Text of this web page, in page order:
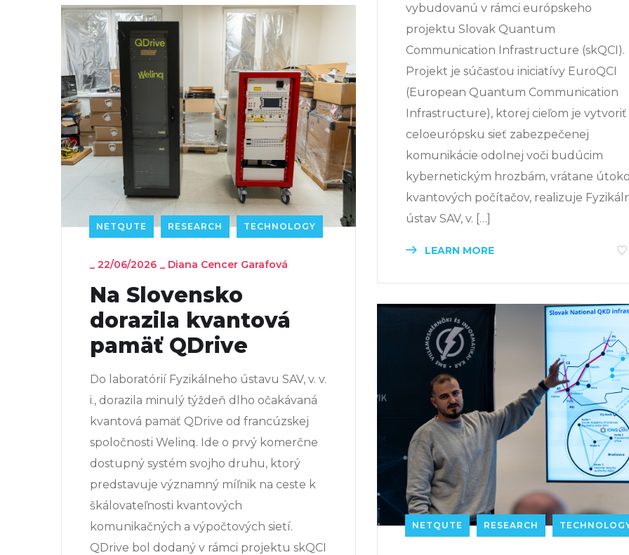
vybudovanú v rámci európskeho
projektu Slovak Quantum
Communication Infrastructure (skQCI).
Projekt je súčasťou iniciatívy EuroQCI
(European Quantum Communication
Infrastructure), ktorej cieľom je vytvoriť
celoeurópsku sieť zabezpečenej
komunikácie odolnej voči budúcim
kybernetickým hrozbám, vrátane
kvantových počítačov, realizuje
ústav SAV, v. […]
LEARN MORE
NETQUTE RESEARCH TECHNOLOGY
_ 22/06/2026 _ Diana Cencer Garafová
Na Slovensko
dorazila kvantová
pamäť QDrive
Do laboratórií Fyzikálneho ústavu SAV, v. v.
i., dorazila minulý týždeň dlho očakávaná
kvantová pamäť QDrive od francúzskej
spoločnosti Welinq. Ide o prvý komerčne
dostupný systém svojho druhu, ktorý
predstavuje významný míľnik na ceste k
škálovateľnosti kvantových
komunikačných a výpočtových sietí.
QDrive bol dodaný v rámci projektu skQCI
NETQUTE RESEARCH